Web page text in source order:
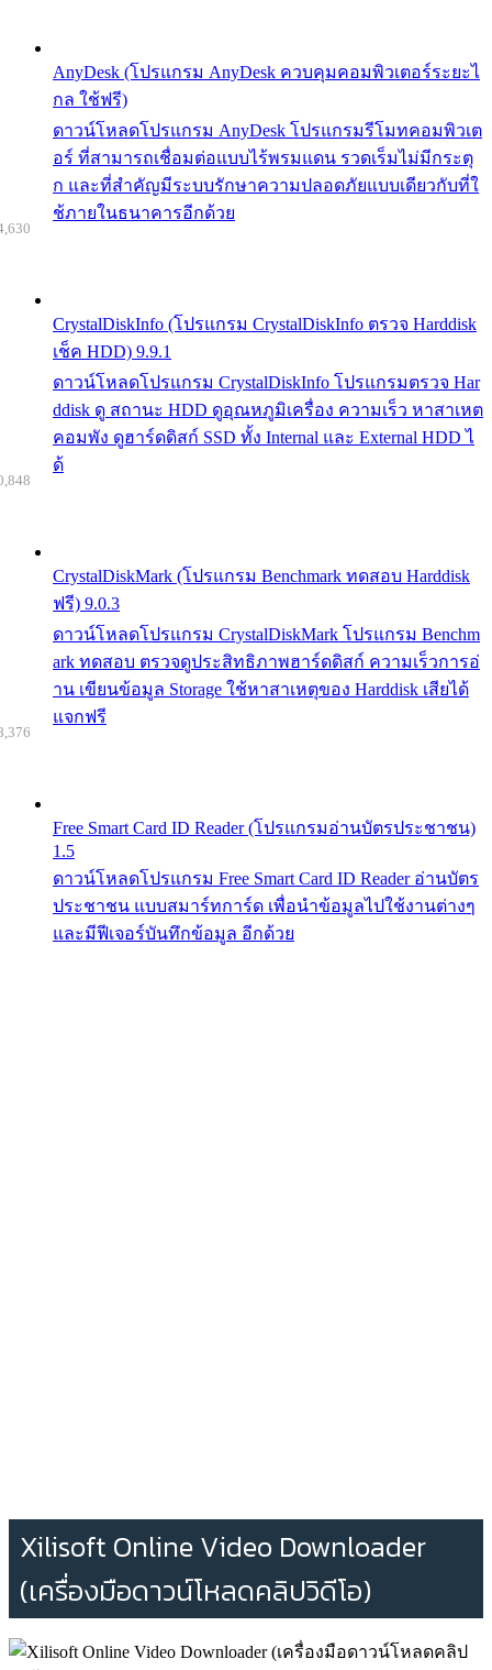
AnyDesk (โปรแกรม AnyDesk ควบคุมคอมพิวเตอร์ระยะไ
กล ใช้ฟรี)
ดาวน์โหลดโปรแกรม AnyDesk โปรแกรมรีโมทคอมพิวเต
อร์ ที่สามารถเชื่อมต่อแบบไร้พรมแดน รวดเร็มไม่มีกระตุ
ก และที่สำคัญมีระบบรักษาความปลอดภัยแบบเดียวกับที่ใ
ช้ภายในธนาคารอีกด้วย
CrystalDiskInfo (โปรแกรม CrystalDiskInfo ตรวจ Harddisk
เช็ค HDD) 9.9.1
ดาวน์โหลดโปรแกรม CrystalDiskInfo โปรแกรมตรวจ Har
ddisk ดู สถานะ HDD ดูอุณหภูมิเครื่อง ความเร็ว หาสาเหต
คอมพัง ดูฮาร์ดดิสก์ SSD ทั้ง Internal และ External HDD ไ
ด้
CrystalDiskMark (โปรแกรม Benchmark ทดสอบ Harddisk
ฟรี) 9.0.3
ดาวน์โหลดโปรแกรม CrystalDiskMark โปรแกรม Benchm
ark ทดสอบ ตรวจดูประสิทธิภาพฮาร์ดดิสก์ ความเร็วการอ่
าน เขียนข้อมูล Storage ใช้หาสาเหตุของ Harddisk เสียได้
แจกฟรี
Free Smart Card ID Reader (โปรแกรมอ่านบัตรประชาชน)
1.5
ดาวน์โหลดโปรแกรม Free Smart Card ID Reader อ่านบัตร
ประชาชน แบบสมาร์ทการ์ด เพื่อนำข้อมูลไปใช้งานต่างๆ
และมีฟีเจอร์บันทึกข้อมูล อีกด้วย
Xilisoft Online Video Downloader
(เครื่องมือดาวน์โหลดคลิปวิดีโอ)